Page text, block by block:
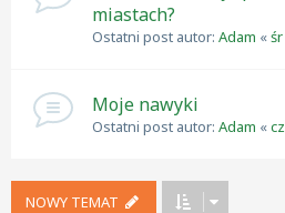
miastach?
Ostatni post autor: Adam «
Moje nawyki
Ostatni post autor: Adam «
NOWY TEMAT